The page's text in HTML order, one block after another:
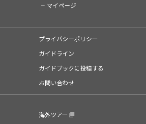
マイページ
プライバシーポリシー
ガイドライン
ガイドブックに投稿する
お問い合わせ
海外ツアー